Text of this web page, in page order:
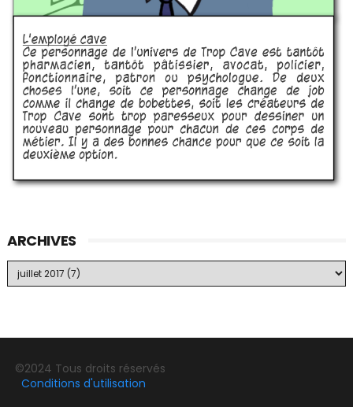
ARCHIVES
©2024 Tous droits réservés
Conditions d'utilisation